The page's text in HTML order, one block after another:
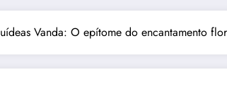
Vanda: O epítome do encantamento